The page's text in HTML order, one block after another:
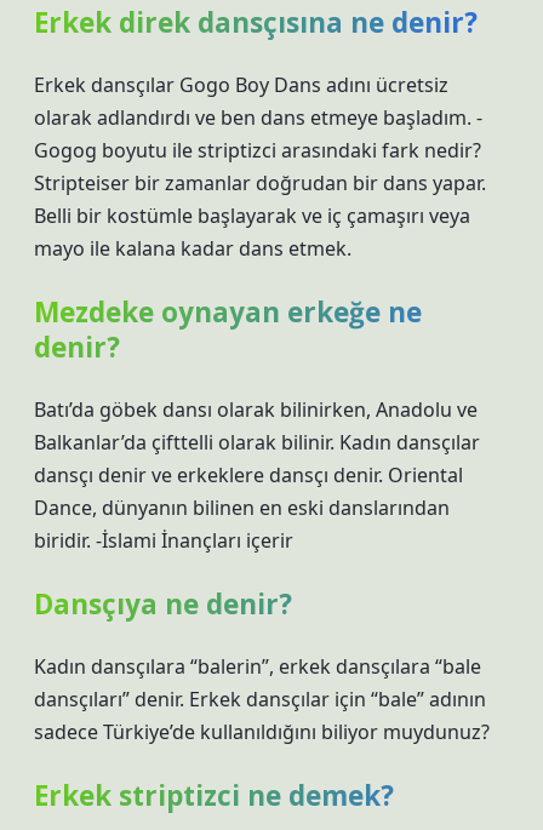
Erkek direk dansçısına ne denir?
Erkek dansçılar Gogo Boy Dans adını ücretsiz
olarak adlandırdı ve ben dans etmeye başladım. -
Gogog boyutu ile striptizci arasındaki fark nedir?
Stripteiser bir zamanlar doğrudan bir dans yapar.
Belli bir kostümle başlayarak ve iç çamaşırı veya
mayo ile kalana kadar dans etmek.
Mezdeke oynayan erkeğe ne
denir?
Batı’da göbek dansı olarak bilinirken, Anadolu ve
Balkanlar’da çifttelli olarak bilinir. Kadın dansçılar
dansçı denir ve erkeklere dansçı denir. Oriental
Dance, dünyanın bilinen en eski danslarından
biridir. -İslami İnançları içerir
Dansçıya ne denir?
Kadın dansçılara “balerin”, erkek dansçılara “bale
dansçıları” denir. Erkek dansçılar için “bale” adının
sadece Türkiye’de kullanıldığını biliyor muydunuz?
Erkek striptizci ne demek?